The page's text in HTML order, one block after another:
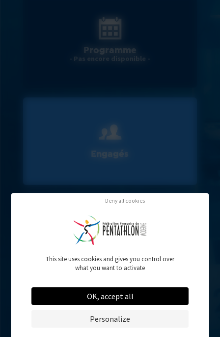
Programme
- Pas encore disponible -
Engagés
This site uses cookies and gives you control over
what you want to activate
OK, accept all
Deny all cookies
Personalize